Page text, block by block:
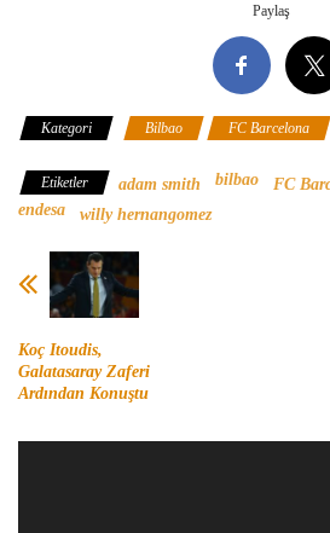
Paylaş
Kategori Bilbao FC Barcelona
Etiketler adam smith bilbao FC
endesa
willy hernangomez
Koç Itoudis,
Galatasaray Zaferi
Ardından Konuştu